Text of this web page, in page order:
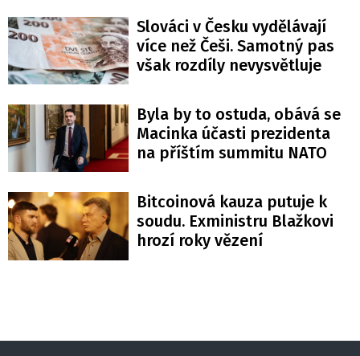
Slováci v Česku vydělávají
více než Češi. Samotný pas
však rozdíly nevysvětluje
Byla by to ostuda, obává se
Macinka účasti prezidenta
na příštím summitu NATO
Bitcoinová kauza putuje k
soudu. Exministru Blažkovi
hrozí roky vězení